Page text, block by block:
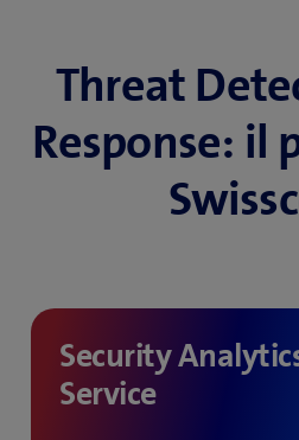
Threat
Response: il
Security
Service